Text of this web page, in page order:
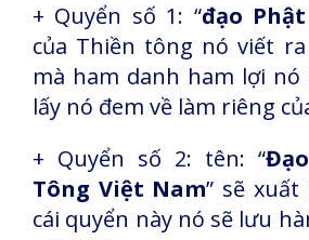
+ Quyển số 1: “đạo
của Thiền tông nó viết
mà ham danh ham lợi nó
lấy nó đem về làm riêng
+ Quyển số 2: tên: “
Tông Việt Nam” sẽ
cái quyển này nó sẽ lưu